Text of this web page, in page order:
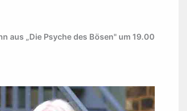
aus „Die Psyche des Bösen" um 19.00